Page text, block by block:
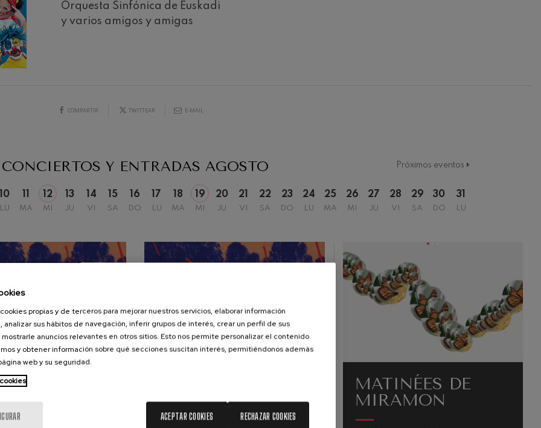
Transparencia
Orquesta Sinfónica de Euskadi
y varios amigos y amigas
COMPARTIR TWITTEAR E-MAIL
Próximos eventos
CONCIERTOS Y ENTRADAS AGOSTO
10
LU MA
12
MI
20:00
13
JU
14
VI
15
SA
16
DO
17
LU
18
MA
19
MI
20
JU
21
VI
22
SA
23
DO
24
LU
25
MA
26
MI
27
JU
28
VI
29
SA
30
DO
31
LU
MATINÉES DE
MIRAMON
2026
20:00
OTRAS ACTIVIDADES
para violonchelo
sinfónicas
Sinfonía nº83
Sinfonía nº4
Sinfonía nº2
propias y de terceros para mejorar nuestros servicios, elaborar información
analizar sus hábitos de navegación, inferir grupos de interés, crear un perfil de sus
anuncios relevantes en otros sitios. Esto nos permite personalizar el contenido
y obtener información sobre qué secciones suscitan interés, permitiéndonos además
web y su seguridad.
RECHAZAR COOKIES
ACEPTAR COOKIES